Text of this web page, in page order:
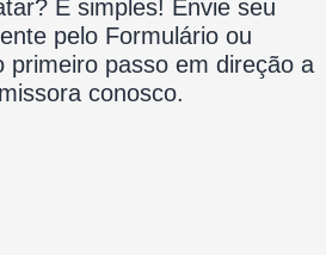
É simples! Envie seu
pelo Formulário ou
primeiro passo em direção a
conosco.